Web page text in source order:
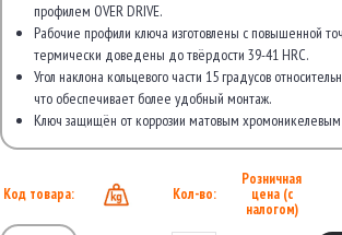
профилем OVER DRIVE.
Рабочие профили ключа изготовлены с повышенной
термически доведены до твёрдости 39-41 HRC.
Угол наклона кольцевого части 15 градусов
что обеспечивает более удобный монтаж.
Ключ защищён от коррозии матовым
Код товара: Кол-во:
Розничная
цена (с
налогом)